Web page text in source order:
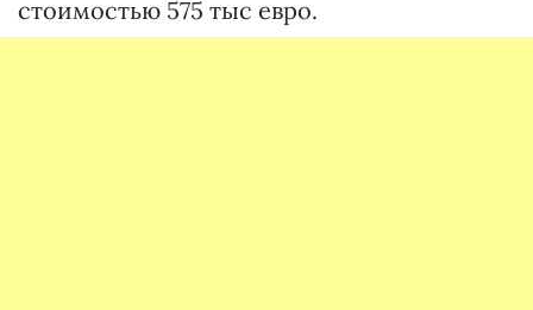
стоимостью 575 тыс евро.